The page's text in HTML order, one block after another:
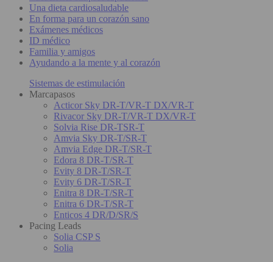
Una dieta cardiosaludable
En forma para un corazón sano
Exámenes médicos
ID médico
Familia y amigos
Ayudando a la mente y al corazón
Sistemas de estimulación
Marcapasos
Acticor Sky DR-T/VR-T DX/VR-T
Rivacor Sky DR-T/VR-T DX/VR-T
Solvia Rise DR-TSR-T
Amvia Sky DR-T/SR-T
Amvia Edge DR-T/SR-T
Edora 8 DR-T/SR-T
Evity 8 DR-T/SR-T
Evity 6 DR-T/SR-T
Enitra 8 DR-T/SR-T
Enitra 6 DR-T/SR-T
Enticos 4 DR/D/SR/S
Pacing Leads
Solia CSP S
Solia